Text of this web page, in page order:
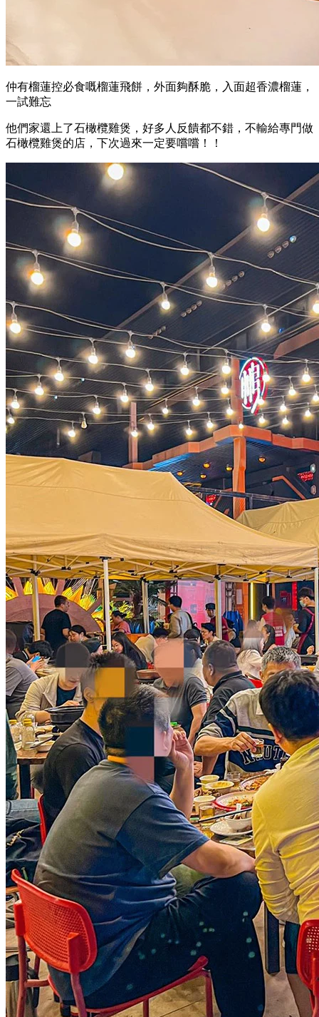
仲有榴蓮控必食嘅榴蓮飛餅，外面夠酥脆，入面超香濃榴蓮，
一試難忘
他們家還上了石橄欖雞煲，好多人反饋都不錯，不輸給專門做
石橄欖雞煲的店，下次過來一定要嚐嚐！！